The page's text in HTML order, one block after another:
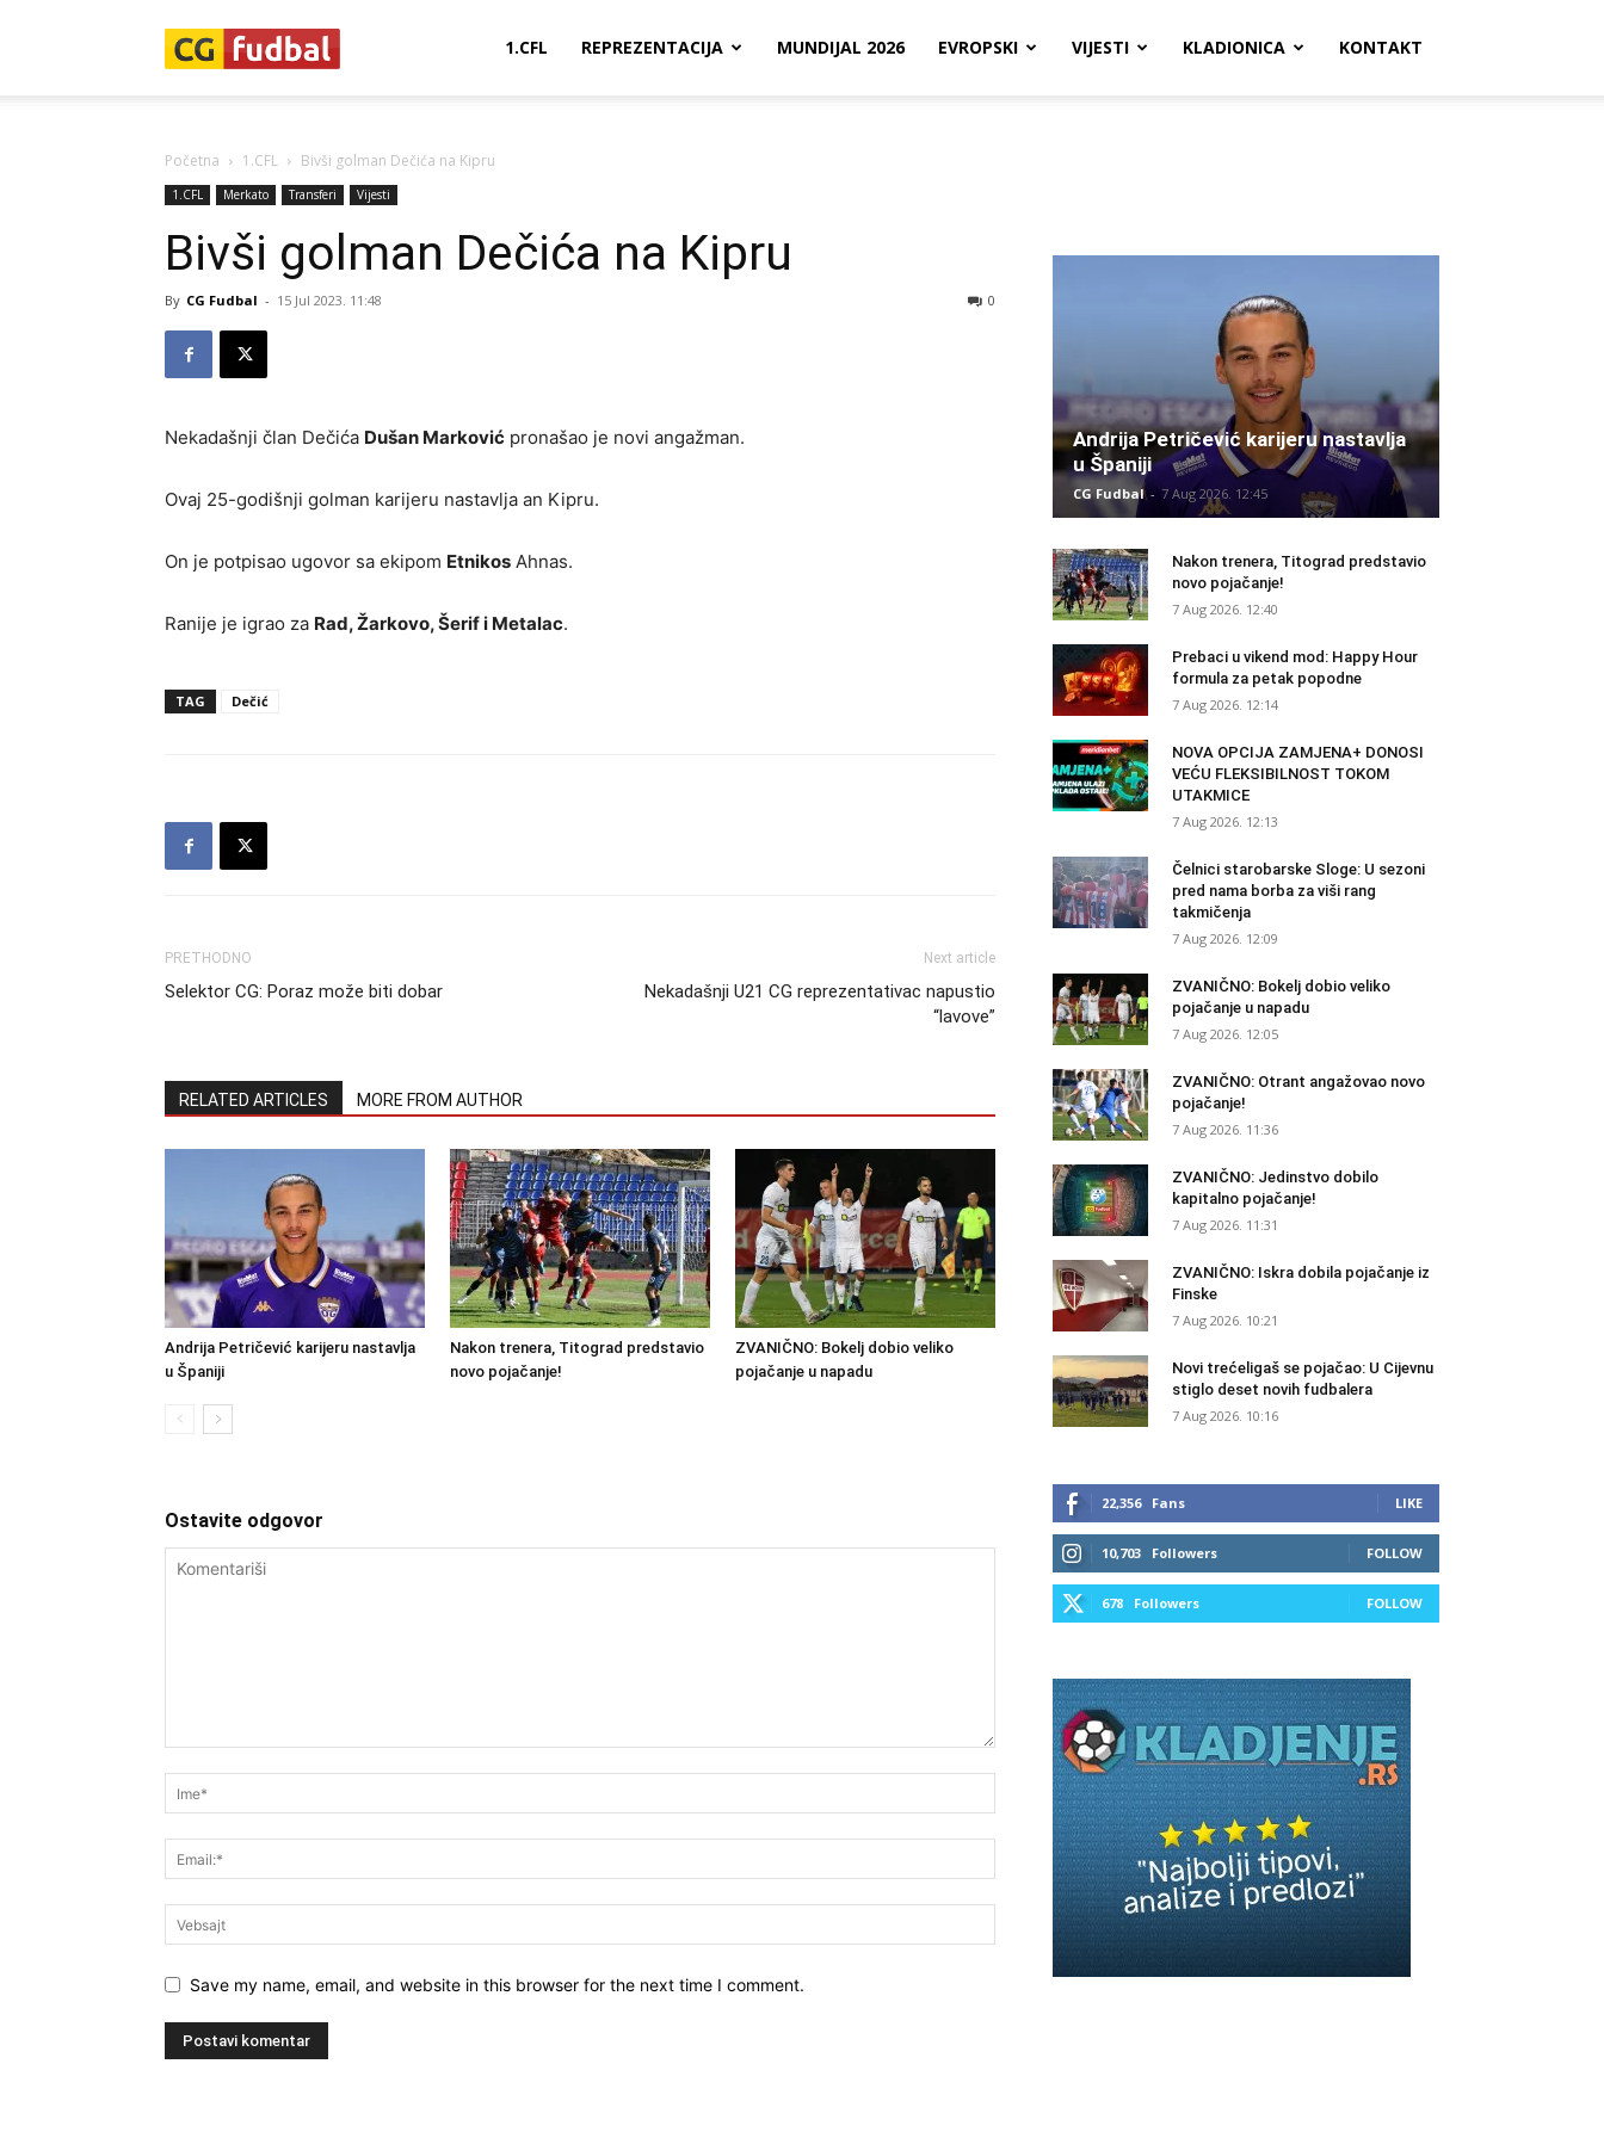
1.CFL REPREZENTACIJA MUNDIJAL 2026 EVROPSKI VIJESTI KLADIONICA KONTAKT
Početna 1.CFL Bivši golman Dečića na Kipru
1.CFL Merkato Transferi Vijesti
Bivši golman Dečića na Kipru
By CG Fudbal - 15 Jul 2023. 11:48 0
Nekadašnji član Dečića Dušan Marković pronašao je novi angažman.
Ovaj 25-godišnji golman karijeru nastavlja an Kipru.
On je potpisao ugovor sa ekipom Etnikos Ahnas.
Ranije je igrao za Rad, Žarkovo, Šerif i Metalac.
TAG Dečić
PRETHODNO
Selektor CG: Poraz može biti dobar
Next article
Nekadašnji U21 CG reprezentativac napustio
“lavove”
RELATED ARTICLES MORE FROM AUTHOR
Andrija Petričević karijeru nastavlja
u Španiji
Nakon trenera, Titograd predstavio
novo pojačanje!
ZVANIČNO: Bokelj dobio veliko
pojačanje u napadu
Ostavite odgovor
Save my name, email, and website in this browser for the next time I comment.
Andrija Petričević karijeru nastavlja
u Španiji
CG Fudbal - 7 Aug 2026. 12:45
Nakon trenera, Titograd predstavio
novo pojačanje!
7 Aug 2026. 12:40
Prebaci u vikend mod: Happy Hour
formula za petak popodne
7 Aug 2026. 12:14
NOVA OPCIJA ZAMJENA+ DONOSI
VEĆU FLEKSIBILNOST TOKOM
UTAKMICE
7 Aug 2026. 12:13
Čelnici starobarske Sloge: U sezoni
pred nama borba za viši rang
takmičenja
7 Aug 2026. 12:09
ZVANIČNO: Bokelj dobio veliko
pojačanje u napadu
7 Aug 2026. 12:05
ZVANIČNO: Otrant angažovao novo
pojačanje!
7 Aug 2026. 11:36
ZVANIČNO: Jedinstvo dobilo
kapitalno pojačanje!
7 Aug 2026. 11:31
ZVANIČNO: Iskra dobila pojačanje iz
Finske
7 Aug 2026. 10:21
Novi trećeligaš se pojačao: U Cijevnu
stiglo deset novih fudbalera
7 Aug 2026. 10:16
22,356 Fans LIKE
10,703 Followers FOLLOW
678 Followers FOLLOW